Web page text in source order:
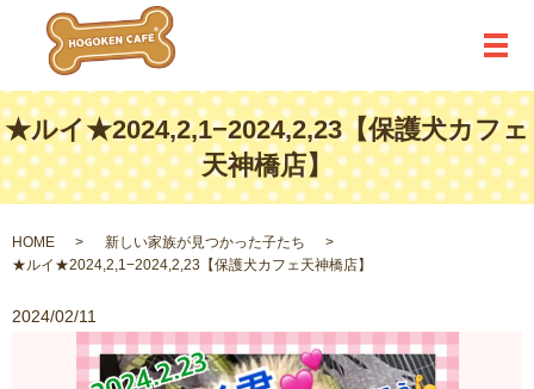
メ
★ルイ★2024,2,1−2024,2,23【保護犬カフェ
天神橋店】
HOME
新しい家族が見つかった子たち
★ルイ★2024,2,1−2024,2,23【保護犬カフェ天神橋店】
2024/02/11